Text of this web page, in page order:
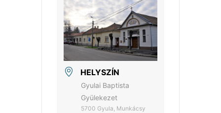
HELYSZÍN
Gyulai Baptista
Gyülekezet
5700 Gyula, Munkácsy